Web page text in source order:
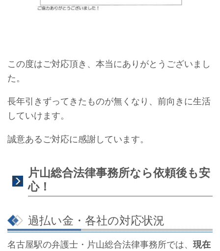
この度はご対応頂き、本当にありがとうございまし
た。
長年引きずってきたものが無くなり、前向きに生活
していけます。
誠意あるご対応に感謝しています。
片山総合法律事務所なら依頼後も安
心！
過払い金・各社の対応状況
名古屋駅の弁護士・片山総合法律事務所では、 現在